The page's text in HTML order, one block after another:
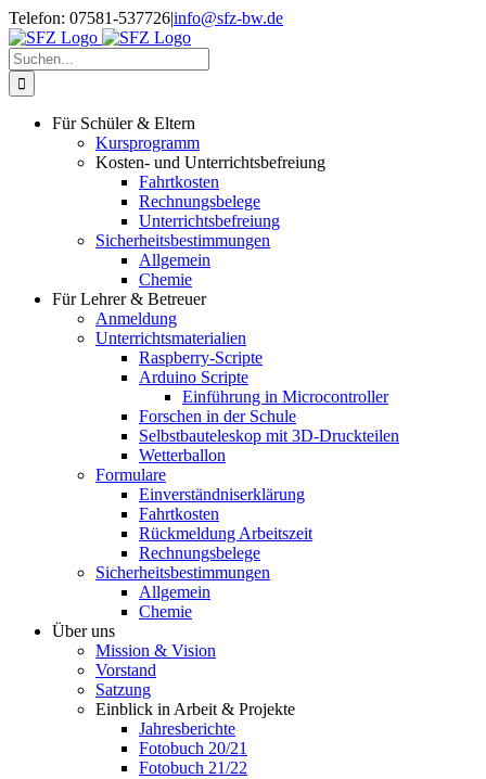
Zum
Inhalt
springen
Telefon: 07581-537726|info@sfz-bw.de
Suche
nach:
Für Schüler & Eltern
Kursprogramm
Kosten- und Unterrichtsbefreiung
Fahrtkosten
Rechnungsbelege
Unterrichtsbefreiung
Sicherheitsbestimmungen
Allgemein
Chemie
Für Lehrer & Betreuer
Anmeldung
Unterrichtsmaterialien
Raspberry-Scripte
Arduino Scripte
Einführung in Microcontroller
Forschen in der Schule
Selbstbauteleskop mit 3D-Druckteilen
Wetterballon
Formulare
Einverständniserklärung
Fahrtkosten
Rückmeldung Arbeitszeit
Rechnungsbelege
Sicherheitsbestimmungen
Allgemein
Chemie
Über uns
Mission & Vision
Vorstand
Satzung
Einblick in Arbeit & Projekte
Jahresberichte
Fotobuch 20/21
Fotobuch 21/22